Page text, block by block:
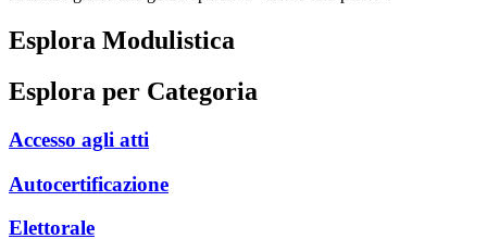
Esplora Modulistica
Esplora per Categoria
Accesso agli atti
Autocertificazione
Elettorale